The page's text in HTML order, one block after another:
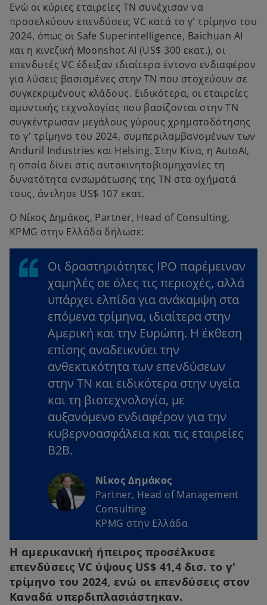
Ενώ οι κύριες εταιρείες ΤΝ συνέχισαν να
προσελκύουν επενδύσεις VC κατά το γ' τρίμηνο του
2024, όπως οι Safe Superintelligence, Baichuan AI
και η κινεζική Moonshot AI (US$ 300 εκατ.), οι
επενδυτές VC έδειξαν ιδιαίτερα έντονο ενδιαφέρον
για λύσεις βασισμένες στην ΤΝ που στοχεύουν σε
συγκεκριμένους κλάδους. Ειδικότερα, οι εταιρείες
αμυντικής τεχνολογίας που βασίζονται στην ΤΝ
συγκέντρωσαν μεγάλους γύρους χρηματοδότησης
το γ' τρίμηνο του 2024, συμπεριλαμβανομένων των
Anduril Industries και Helsing. Στην Κίνα, η AutoAI,
η οποία δίνει στις αυτοκινητοβιομηχανίες τη
δυνατότητα ενσωμάτωσης της ΤΝ στα οχήματά
τους, άντλησε US$ 107 εκατ.
Ο Νίκος Δημάκος, Partner, Head of Consulting,
KPMG στην Ελλάδα δήλωσε:
Οι δραστηριότητες IPO παρέμειναν
χαμηλές σε όλες τις περιοχές, αλλά
υπάρχει ελπίδα για ανάκαμψη στα
επόμενα τρίμηνα, ιδιαίτερα στην
Αμερική και την Ευρώπη. Η έκθεση
επίσης αναδεικνύει την
ανθεκτικότητα των επενδύσεων
στην ΤΝ και ειδικότερα στην υγεία
και τη βιοτεχνολογία, με
αυξανόμενο ενδιαφέρον για την
κυβερνοασφάλεια και τις εταιρείες
B2B.
Νίκος Δημάκος
Partner, Head of Management
Consulting
KPMG στην Ελλάδα
Η αμερικανική ήπειρος προσέλκυσε
επενδύσεις VC ύψους US$ 41,4 δισ. το γ'
τρίμηνο του 2024, ενώ οι επενδύσεις στον
Καναδά υπερδιπλασιάστηκαν.